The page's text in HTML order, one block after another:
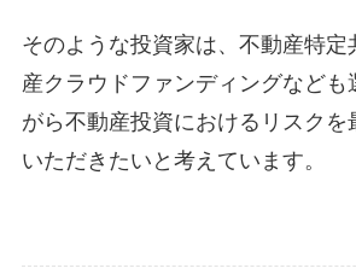
そのような投資家は、不動産特定
産クラウドファンディングなども
がら不動産投資におけるリスクを
いただきたいと考えています。